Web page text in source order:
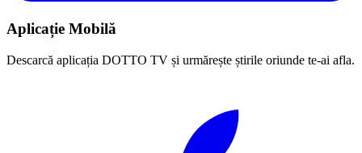
Aplicație Mobilă
Descarcă aplicația DOTTO TV și urmărește știrile oriunde te-ai afla.